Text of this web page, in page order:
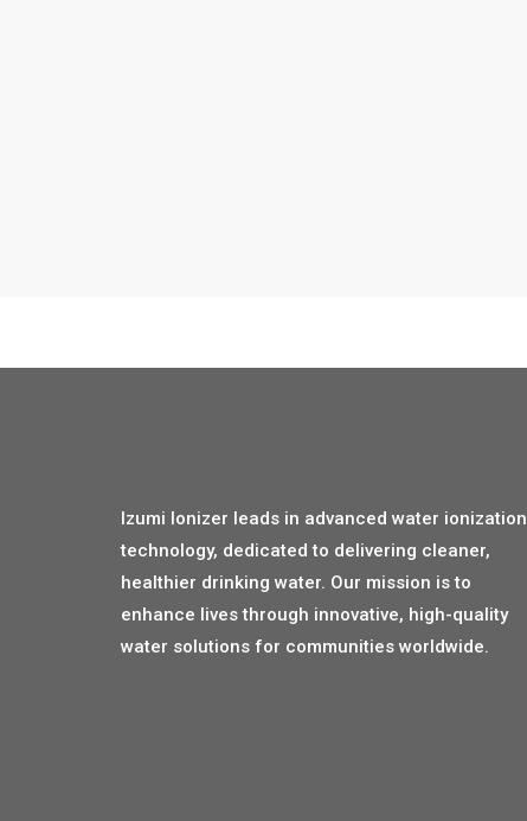
Izumi Ionizer leads in advanced water ionization
technology, dedicated to delivering cleaner,
healthier drinking water. Our mission is to
enhance lives through innovative, high-quality
water solutions for communities worldwide.